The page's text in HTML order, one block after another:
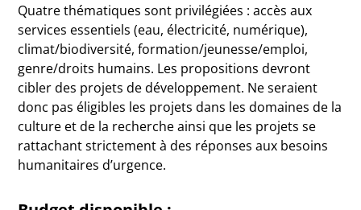
Quatre thématiques sont privilégiées : accès aux
services essentiels (eau, électricité, numérique),
climat/biodiversité, formation/jeunesse/emploi,
genre/droits humains. Les propositions devront
cibler des projets de développement. Ne seraient
donc pas éligibles les projets dans les domaines de la
culture et de la recherche ainsi que les projets se
rattachant strictement à des réponses aux besoins
humanitaires d’urgence.